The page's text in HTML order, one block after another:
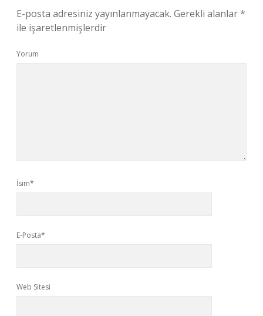
E-posta adresiniz yayınlanmayacak. Gerekli alanlar*
ile işaretlenmişlerdir
Yorum
İsim*
E-Posta*
Web Sitesi